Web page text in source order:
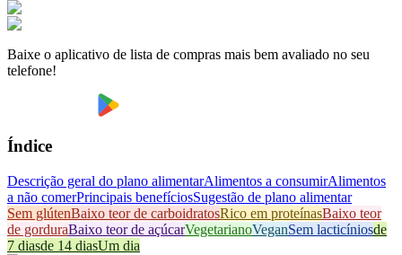
Baixe o aplicativo de lista de compras mais bem avaliado no seu
telefone!
Índice
Descrição geral do plano alimentarAlimentos a consumirAlimentos
a não comerPrincipais benefíciosSugestão de plano alimentar
Sem glútenBaixo teor de carboidratosRico em proteínasBaixo teor
de gorduraBaixo teor de açúcarVegetarianoVeganSem lacticíniosde
7 diasde 14 diasUm dia